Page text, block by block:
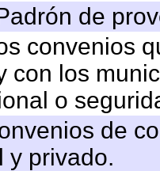
de
convenios
con los
o
de
y privado.